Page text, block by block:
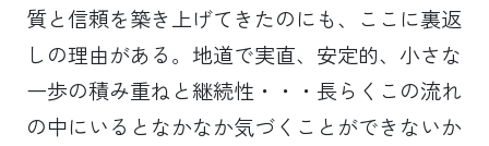
質と信頼を築き上げてきたのにも、ここに裏返
しの理由がある。地道で実直、安定的、小さな
一歩の積み重ねと継続性・・・長らくこの流れ
の中にいるとなかなか気づくことができないか